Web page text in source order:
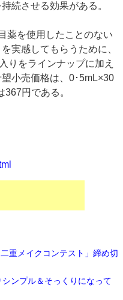
続させる効果がある。
薬を使用したことのない
実感してもらうために、
りをラインナップに加え
小売価格は、0･5mL×30
円である。
重メイクコンテスト」締め切
ンプル＆そっくりになって